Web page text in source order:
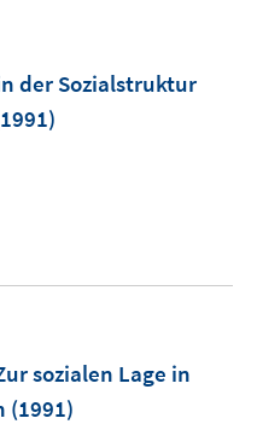
der Sozialstruktur
sozialen Lage in
(1991)